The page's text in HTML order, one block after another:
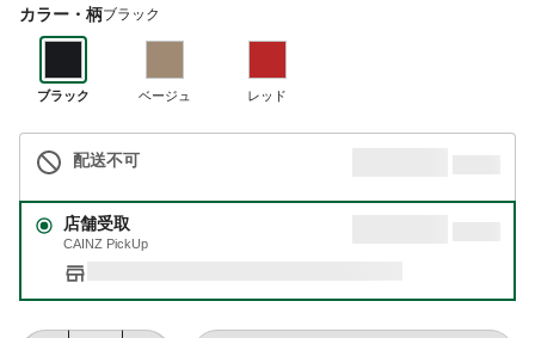
カラー・柄ブラック
ブラック ベージュ レッド
配送不可
店舗受取
CAINZ PickUp